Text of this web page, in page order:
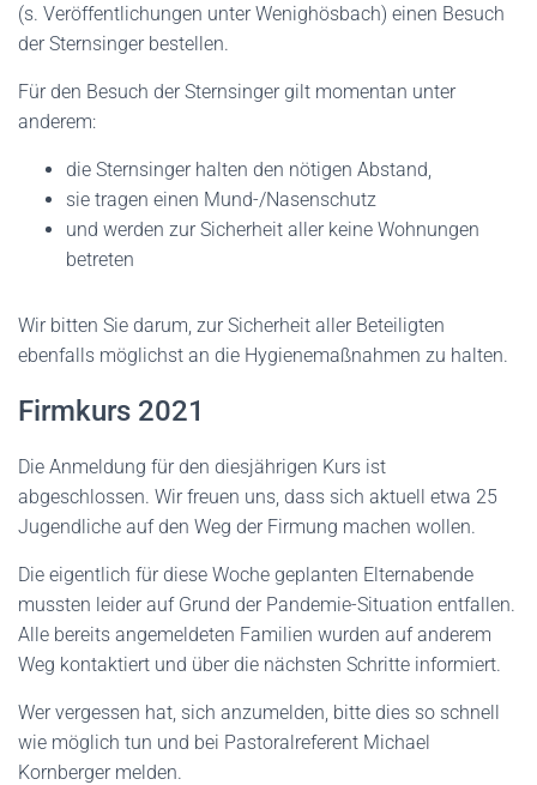
(s. Veröffentlichungen unter Wenighösbach) einen Besuch
der Sternsinger bestellen.
Für den Besuch der Sternsinger gilt momentan unter
anderem:
die Sternsinger halten den nötigen Abstand,
sie tragen einen Mund-/Nasenschutz
und werden zur Sicherheit aller keine Wohnungen
betreten
Wir bitten Sie darum, zur Sicherheit aller Beteiligten
ebenfalls möglichst an die Hygienemaßnahmen zu halten.
Firmkurs 2021
Die Anmeldung für den diesjährigen Kurs ist
abgeschlossen. Wir freuen uns, dass sich aktuell etwa 25
Jugendliche auf den Weg der Firmung machen wollen.
Die eigentlich für diese Woche geplanten Elternabende
mussten leider auf Grund der Pandemie-Situation entfallen.
Alle bereits angemeldeten Familien wurden auf anderem
Weg kontaktiert und über die nächsten Schritte informiert.
Wer vergessen hat, sich anzumelden, bitte dies so schnell
wie möglich tun und bei Pastoralreferent Michael
Kornberger melden.